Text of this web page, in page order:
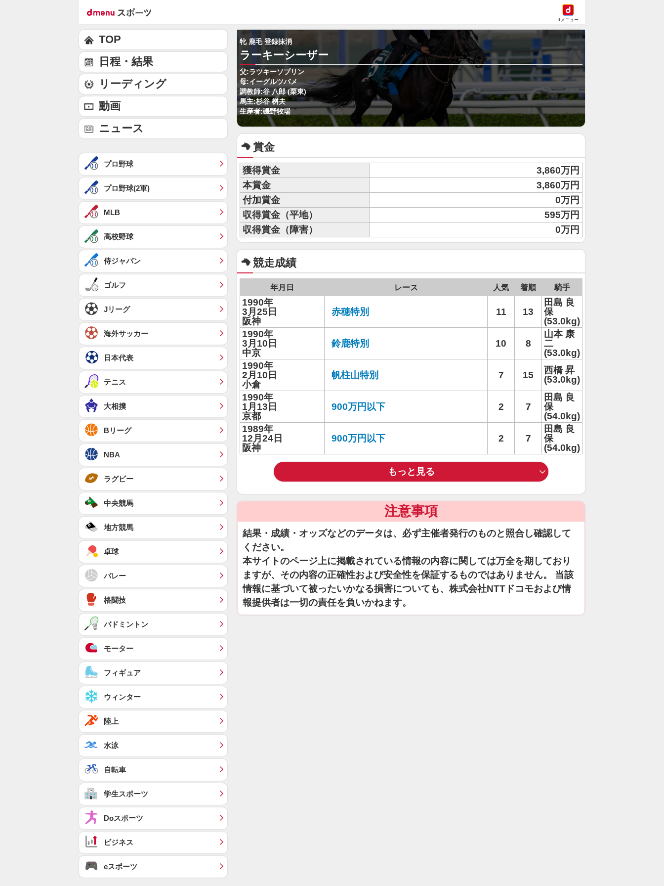
dメニュー
牝 鹿毛 登録抹消
ラーキーシーザー
父:ラツキーソブリン
母:イーグルツバメ
調教師:谷 八郎 (栗東)
馬主:杉谷 桝夫
生産者:磯野牧場
賞金
獲得賞金
3,860万円
本賞金
3,860万円
付加賞金
0万円
収得賞金（平地）
595万円
収得賞金（障害）
0万円
競走成績
年月日 レース 人気 着順 騎手
1990年
3月25日
阪神
赤穂特別 11 13
田島 良
保
(53.0kg)
1990年
3月10日
中京
鈴鹿特別 10 8
山本 康
二
(53.0kg)
1990年
2月10日
小倉
帆柱山特別 7 15
西橋 昇
(53.0kg)
1990年
1月13日
京都
900万円以下 2 7
田島 良
保
(54.0kg)
1989年
12月24日
阪神
900万円以下 2 7
田島 良
保
(54.0kg)
もっと見る
注意事項
結果・成績・オッズなどのデータは、必ず主催者発行のものと照合し確認して
ください。
本サイトのページ上に掲載されている情報の内容に関しては万全を期しており
ますが、その内容の正確性および安全性を保証するものではありません。 当該
情報に基づいて被ったいかなる損害についても、株式会社NTTドコモおよび情
報提供者は一切の責任を負いかねます。
TOP
日程・結果
リーディング
動画
ニュース
プロ野球
プロ野球(2軍)
MLB
高校野球
侍ジャパン
ゴルフ
Jリーグ
海外サッカー
日本代表
テニス
大相撲
Bリーグ
NBA
ラグビー
中央競馬
地方競馬
卓球
バレー
格闘技
バドミントン
モーター
フィギュア
ウィンター
陸上
水泳
自転車
学生スポーツ
Doスポーツ
ビジネス
eスポーツ